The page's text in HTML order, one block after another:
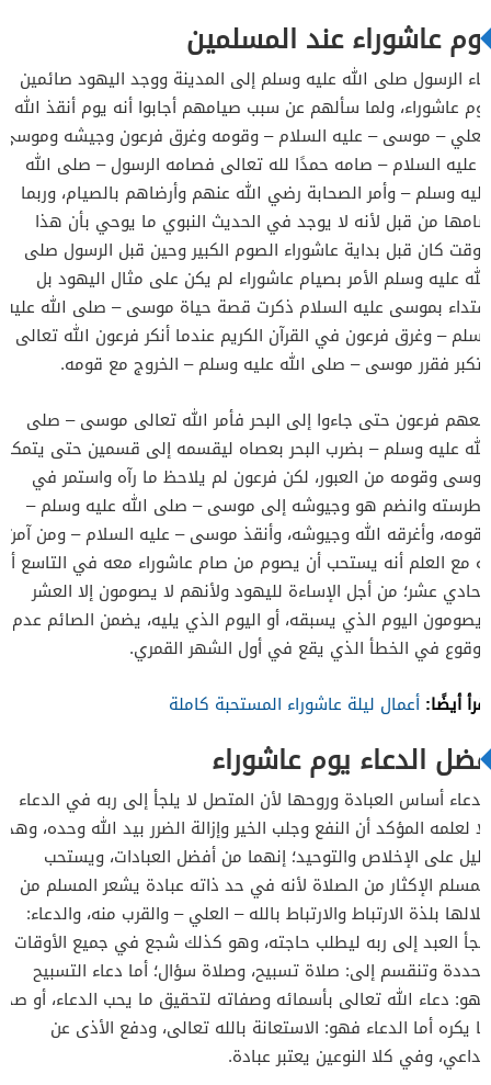
يوم عاشوراء عند المسلمين
جاء الرسول صلى الله عليه وسلم إلى المدينة ووجد اليهود صائمين
يوم عاشوراء، ولما سألهم عن سبب صيامهم أجابوا أنه يوم أنقذ الله –
العلي – موسى – عليه السلام – وقومه وغرق فرعون وجيشه وموسى
– عليه السلام – صامه حمدًا لله تعالى فصامه الرسول – صلى الله
عليه وسلم – وأمر الصحابة رضي الله عنهم وأرضاهم بالصيام، وربما
صامها من قبل لأنه لا يوجد في الحديث النبوي ما يوحي بأن هذا
الوقت كان قبل بداية عاشوراء الصوم الكبير وحين قبل الرسول صلى
الله عليه وسلم الأمر بصيام عاشوراء لم يكن على مثال اليهود بل
اقتداء بموسى عليه السلام ذكرت قصة حياة موسى – صلى الله عليه
وسلم – وغرق فرعون في القرآن الكريم عندما أنكر فرعون الله تعالى
وتكبر فقرر موسى – صلى الله عليه وسلم – الخروج مع قومه.
تبعهم فرعون حتى جاءوا إلى البحر فأمر الله تعالى موسى – صلى
الله عليه وسلم – بضرب البحر بعصاه ليقسمه إلى قسمين حتى يتمكن
موسى وقومه من العبور، لكن فرعون لم يلاحظ ما رآه واستمر في
غطرسته وانضم هو وجيوشه إلى موسى – صلى الله عليه وسلم –
وقومه، وأغرقه الله وجيوشه، وأنقذ موسى – عليه السلام – ومن آمن
به مع العلم أنه يستحب أن يصوم من صام عاشوراء معه في التاسع أو
الحادي عشر؛ من أجل الإساءة لليهود ولأنهم لا يصومون إلا العشر
ويصومون اليوم الذي يسبقه، أو اليوم الذي يليه، يضمن الصائم عدم
الوقوع في الخطأ الذي يقع في أول الشهر القمري.
اقرأ أيضًا: أعمال ليلة عاشوراء المستحبة كاملة
فضل الدعاء يوم عاشوراء
الدعاء أساس العبادة وروحها لأن المتصل لا يلجأ إلى ربه في الدعاء
إلا لعلمه المؤكد أن النفع وجلب الخير وإزالة الضرر بيد الله وحده، وهذا
دليل على الإخلاص والتوحيد؛ إنهما من أفضل العبادات، ويستحب
للمسلم الإكثار من الصلاة لأنه في حد ذاته عبادة يشعر المسلم من
خلالها بلذة الارتباط والارتباط بالله – العلي – والقرب منه، والدعاء:
يلجأ العبد إلى ربه ليطلب حاجته، وهو كذلك شجع في جميع الأوقات
محددة وتنقسم إلى: صلاة تسبيح، وصلاة سؤال؛ أما دعاء التسبيح
فهو: دعاء الله تعالى بأسمائه وصفاته لتحقيق ما يحب الدعاء، أو صد
ما يكره أما الدعاء فهو: الاستعانة بالله تعالى، ودفع الأذى عن
الداعي، وفي كلا النوعين يعتبر عبادة.